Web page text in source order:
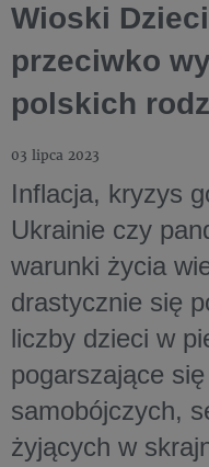
Wioski
przeciwko
polskich
03 lipca 2023
Inflacja, kryzys
Ukrainie czy
warunki życia
drastycznie się
liczby dzieci w
pogarszające
samobójczych,
żyjących w